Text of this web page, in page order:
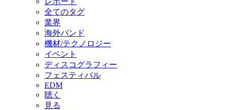
全てのタグ
業界
海外バンド
機材/テクノロジー
イベント
ディスコグラフィー
フェスティバル
EDM
聴く
見る